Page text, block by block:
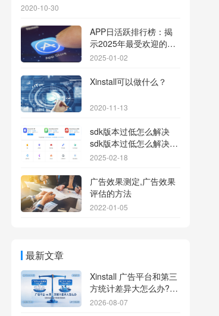
2020-10-30
APP日活跃排行榜：揭
示2025年最受欢迎的应
用背后的秘密
2025-01-02
Xinstall可以做什么？
2020-11-13
sdk版本过低怎么解决
sdk版本过低怎么解决华
为
2025-02-18
广告效果测定,广告效果
评估的方法
2022-01-05
最新文章
Xinstall 广告平台和第三
方统计差异大怎么办?数
据误差排查指南
2026-08-07